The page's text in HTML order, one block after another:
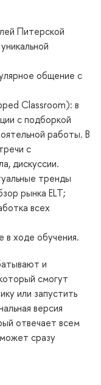
Питерской
общение с
Classroom): в
с подборкой
работы. В
с
дискуссии.
тренды
рынка ELT;
всех
в ходе обучения.
и
смогут
или запустить
версия
отвечает всем
сразу